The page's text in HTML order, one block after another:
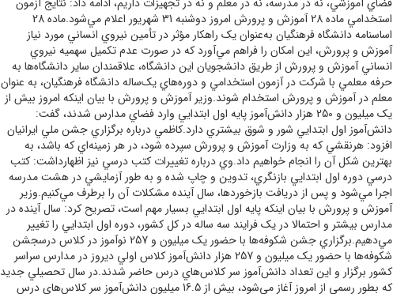
استخدامي ماده 28 آموزش و پرورش امروز دوشنبه 31 شهريور اعلام مي‌شود.ماده 28
اساسنامه دانشگاه فرهنگيان به‌عنوان يک راهکار مؤثر در تأمين نيروي انساني مورد نياز
آموزش و پرورش، اين امکان را فراهم مي‌آورد که در صورت عدم تکميل سهميه نيروي
انساني آموزش و پرورش از طريق دانشجويان اين دانشگاه، علاقمندان ساير دانشگاه‌ها به
حرفه معلمي با شرکت در آزمون استخدامي و دوره‌هاي يک‌ساله دانشگاه فرهنگيان، به عنوان
معلم در آموزش و پرورش استخدام شوند.وزير آموزش و پرورش با بيان اينکه امروز بيش از
يک ميليون و 250 هزار دانش‌آموز پايه اول ابتدايي وارد فضاي مدارس شدند، گفت:
دانش‌آموز اول ابتدايي شور و شوق بيشتري دارد.کاظمي درباره برگزاري جشن ملي ايرانيان
افزود: هرنقشي که به وزارت آموزش و پرورش سپرده شود، در هر زمينه‌اي که باشد، به
بهترين شکل آن را انجام خواهيم داد.وي درباره تغييرات کتب درسي نيز اظهارداشت: کتب
درسي دوره اول ابتدايي بازنگري، تدوين و چاپ شده و به طور آزمايشي در هشت مدرسه
اجرا مي‌شود و پس از دريافت بازخوردها، سال آينده مشکلات آن را برطرف مي‌کنيم.وزير
آموزش و پرورش با بيان اينکه پايه اول ابتدايي بسيار مهم است، تصريح کرد: سال آينده در
مدارس بيشتر و احتمالا در يک‌ فرايند سه ساله در کل کشور، دوره اول ابتدايي را تغيير
مي‌دهيم.برگزاري جشن شکوفه‌ها با حضور يک ميليون و 257 نوآموز در کلاس درسجشن
شکوفه‌ها با حضور يک ميليون و 257 هزار دانش‌آموز کلاس اولي ديروز در مدارس سراسر
کشور برگزار و اين تعداد دانش‌آموز سر کلاس‌هاي درس حاضر شدند.در سال تحصيلي جديد
که بطور رسمي از امروز آغاز مي‌شود، بيش از 16.5 ميليون دانش‌آموز سر کلاس‌هاي درس